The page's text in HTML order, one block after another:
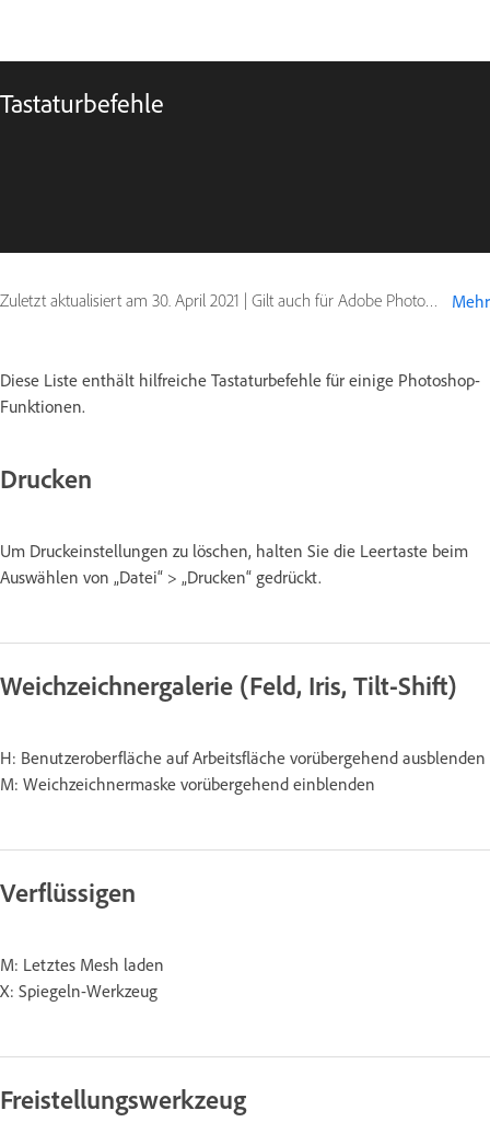
Tastaturbefehle
Zuletzt aktualisiert am 30. April 2021 | Gilt auch für Adobe Photoshop CS6 Mehr
Diese Liste enthält hilfreiche Tastaturbefehle für einige Photoshop-
Funktionen.
Drucken
Um Druckeinstellungen zu löschen, halten Sie die Leertaste beim
Auswählen von „Datei“ > „Drucken“ gedrückt.
Weichzeichnergalerie (Feld, Iris, Tilt-Shift)
H: Benutzeroberfläche auf Arbeitsfläche vorübergehend ausblenden
M: Weichzeichnermaske vorübergehend einblenden
Verflüssigen
M: Letztes Mesh laden
X: Spiegeln-Werkzeug
Freistellungswerkzeug